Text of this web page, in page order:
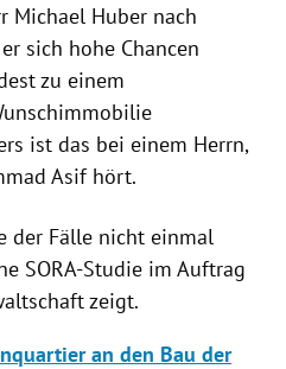
Michael Huber nach
sich hohe Chancen
zu einem
ist das bei einem Herrn,
Asif hört.
der Fälle nicht einmal
SORA-Studie im Auftrag
zeigt.
an den Bau der